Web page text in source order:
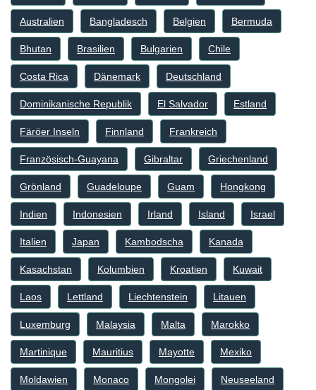
Australien Bangladesch Belgien Bermuda
Bhutan Brasilien Bulgarien Chile
Costa Rica Dänemark Deutschland
Dominikanische Republik El Salvador Estland
Färöer Inseln Finnland Frankreich
Französisch-Guayana Gibraltar Griechenland
Grönland Guadeloupe Guam Hongkong
Indien Indonesien Irland Island Israel
Italien Japan Kambodscha Kanada
Kasachstan Kolumbien Kroatien Kuwait
Laos Lettland Liechtenstein Litauen
Luxemburg Malaysia Malta Marokko
Martinique Mauritius Mayotte Mexiko
Moldawien Monaco Mongolei Neuseeland